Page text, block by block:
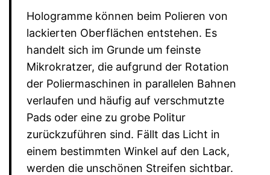
Hologramme können beim Polieren von
lackierten Oberflächen entstehen. Es
handelt sich im Grunde um feinste
Mikrokratzer, die aufgrund der Rotation
der Poliermaschinen in parallelen Bahnen
verlaufen und häufig auf verschmutzte
Pads oder eine zu grobe Politur
zurückzuführen sind. Fällt das Licht in
einem bestimmten Winkel auf den Lack,
werden die unschönen Streifen sichtbar.